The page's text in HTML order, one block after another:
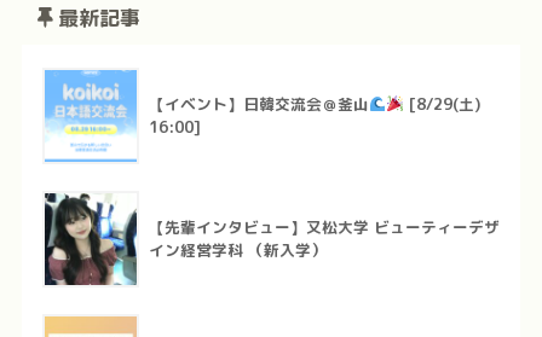
最新記事
【イベント】日韓交流会＠釜山
[8/29(土)
16:00]
【先輩インタビュー】又松大学 ビューティーデザ
イン経営学科 （新入学）